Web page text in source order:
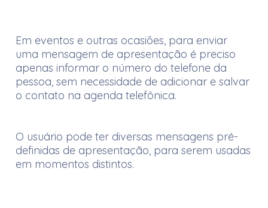
Em eventos e outras ocasiões, para enviar
uma mensagem de apresentação é preciso
apenas informar o número do telefone da
pessoa, sem necessidade de adicionar e salvar
o contato na agenda telefônica.
O usuário pode ter diversas mensagens pré-
definidas de apresentação, para serem usadas
em momentos distintos.